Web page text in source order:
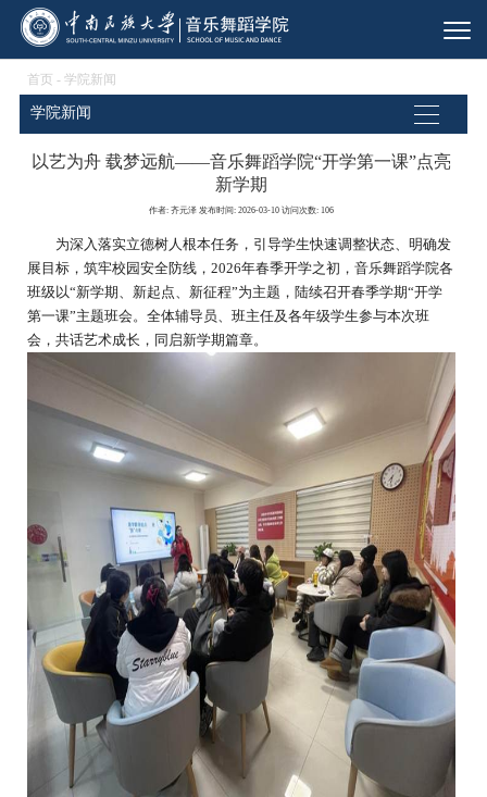
学院新闻
首页 - 学院新闻
以艺为舟 载梦远航——音乐舞蹈学院“开学第一课”点亮
新学期
作者: 齐元泽 发布时间: 2026-03-10 访问次数: 106
为深入落实立德树人根本任务，引导学生快速调整状态、明确发
展目标，筑牢校园安全防线，2026年春季开学之初，音乐舞蹈学院各
班级以“新学期、新起点、新征程”为主题，陆续召开春季学期“开学
第一课”主题班会。全体辅导员、班主任及各年级学生参与本次班
会，共话艺术成长，同启新学期篇章。